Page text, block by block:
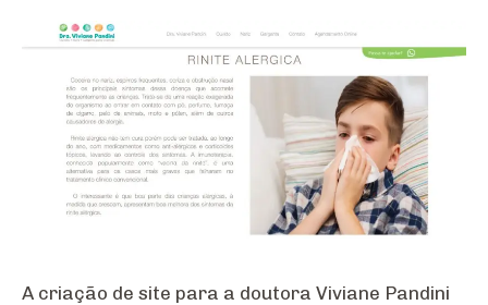
A criação de site para a doutora Viviane Pandini